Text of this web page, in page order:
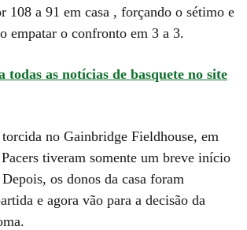
108 a 91 em casa , forçando o sétimo e
empatar o confronto em 3 a 3.
todas as notícias de basquete no site
no Gainbridge Fieldhouse, em
tiveram somente um breve início
os donos da casa foram
e agora vão para a decisão da